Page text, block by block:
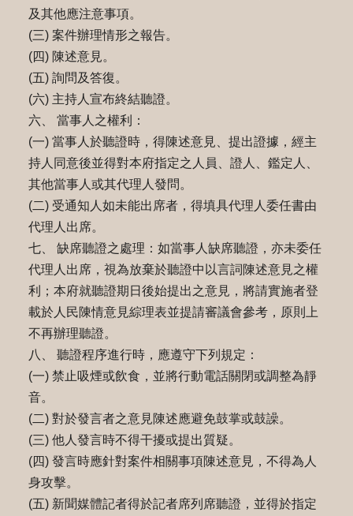
及其他應注意事項。
(三) 案件辦理情形之報告。
(四) 陳述意見。
(五) 詢問及答復。
(六) 主持人宣布終結聽證。
六、 當事人之權利：
(一) 當事人於聽證時，得陳述意見、提出證據，經主
持人同意後並得對本府指定之人員、證人、鑑定人、
其他當事人或其代理人發問。
(二) 受通知人如未能出席者，得填具代理人委任書由
代理人出席。
七、 缺席聽證之處理：如當事人缺席聽證，亦未委任
代理人出席，視為放棄於聽證中以言詞陳述意見之權
利；本府就聽證期日後始提出之意見，將請實施者登
載於人民陳情意見綜理表並提請審議會參考，原則上
不再辦理聽證。
八、 聽證程序進行時，應遵守下列規定：
(一) 禁止吸煙或飲食，並將行動電話關閉或調整為靜
音。
(二) 對於發言者之意見陳述應避免鼓掌或鼓譟。
(三) 他人發言時不得干擾或提出質疑。
(四) 發言時應針對案件相關事項陳述意見，不得為人
身攻擊。
(五) 新聞媒體記者得於記者席列席聽證，並得於指定